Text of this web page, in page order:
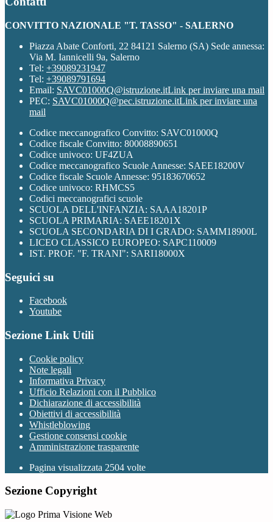
CONVITTO NAZIONALE "T. TASSO" - SALERNO
Piazza Abate Conforti, 22 84121 Salerno (SA) Sede annessa:
Via M. Iannicelli 9a, Salerno
Tel: +39089231947
Tel: +39089791694
Email: SAVC01000Q@istruzione.itLink per inviare una mail
PEC: SAVC01000Q@pec.istruzione.itLink per inviare una
mail
Codice meccanografico Convitto: SAVC01000Q
Codice fiscale Convitto: 80008890651
Codice univoco: UF4ZUA
Codice meccanografico Scuole Annesse: SAEE18200V
Codice fiscale Scuole Annesse: 95183670652
Codice univoco: RHMCS5
Codici meccanografici scuole
SCUOLA DELL'INFANZIA: SAAA18201P
SCUOLA PRIMARIA: SAEE18201X
SCUOLA SECONDARIA DI I GRADO: SAMM18900L
LICEO CLASSICO EUROPEO: SAPC110009
IST. PROF. "F. TRANI": SARI18000X
Seguici su
Facebook
Youtube
Sezione Link Utili
Cookie policy
Note legali
Informativa Privacy
Ufficio Relazioni con il Pubblico
Dichiarazione di accessibilità
Obiettivi di accessibilità
Whistleblowing
Gestione consensi cookie
Amministrazione trasparente
Pagina visualizzata 2504 volte
Sezione Copyright